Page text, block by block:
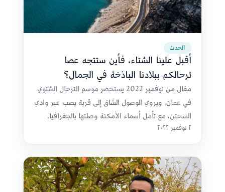
الحدث
أقبل علينا الشتاء، فأين ستتجه عصا
ترحالكم ببلادنا الباذخة في الجمال؟
مقال من نوفمبر 2022 يستحضر موسم الترحال الشتوي
في عمان، ويروي الوصول الشاق إلى قرية يصب عبر وادي
السحتن، مع تأمل أسماء الأمكنة وصلتها بالجغرافيا.
٢ نوفمبر ٢٠٢٢